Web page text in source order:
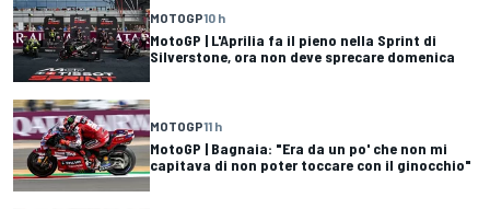
MOTOGP10 h
MotoGP | L'Aprilia fa il pieno nella Sprint di
Silverstone, ora non deve sprecare domenica
MOTOGP11 h
MotoGP | Bagnaia: "Era da un po' che non mi
capitava di non poter toccare con il ginocchio"